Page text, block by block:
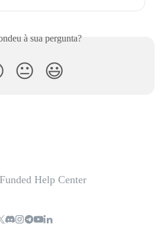
à sua pergunta?
😐 😃